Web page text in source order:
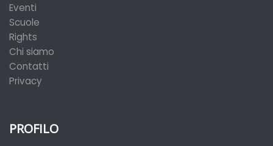
Eventi
Scuole
Rights
Chi siamo
Contatti
Privacy
PROFILO